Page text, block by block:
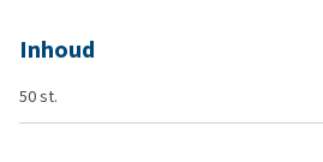
Inhoud
50 st.